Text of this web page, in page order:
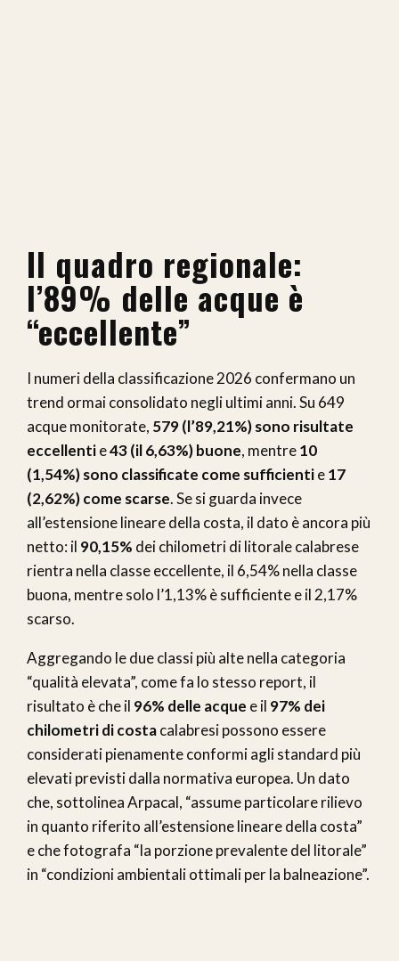
Il quadro regionale:
l’89% delle acque è
“eccellente”
I numeri della classificazione 2026 confermano un
trend ormai consolidato negli ultimi anni. Su 649
acque monitorate, 579 (l’89,21%) sono risultate
eccellentie43 (il 6,63%) buone, mentre10
(1,54%) sono classificate come sufficientie17
(2,62%) come scarse. Se si guarda invece
all’estensione lineare della costa, il dato è ancora più
netto: il 90,15% dei chilometri di litorale calabrese
rientra nella classe eccellente, il 6,54% nella classe
buona, mentre solo l’1,13% è sufficiente e il 2,17%
scarso.
Aggregando le due classi più alte nella categoria
“qualità elevata”, come fa lo stesso report, il
risultato è che il 96% delle acque e il 97% dei
chilometri di costacalabresi possono essere
considerati pienamente conformi agli standard più
elevati previsti dalla normativa europea. Un dato
che, sottolinea Arpacal, “assume particolare rilievo
in quanto riferito all’estensione lineare della costa”
e che fotografa “la porzione prevalente del litorale”
in “condizioni ambientali ottimali per la balneazione”.